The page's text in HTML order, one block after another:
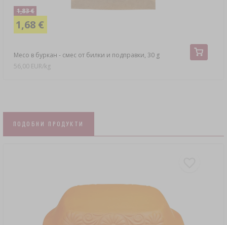
Месо в буркан - смес от билки и подправки, 30 g
1,83 €
1,68 €
56,00 EUR/kg
ПОДОБНИ ПРОДУКТИ